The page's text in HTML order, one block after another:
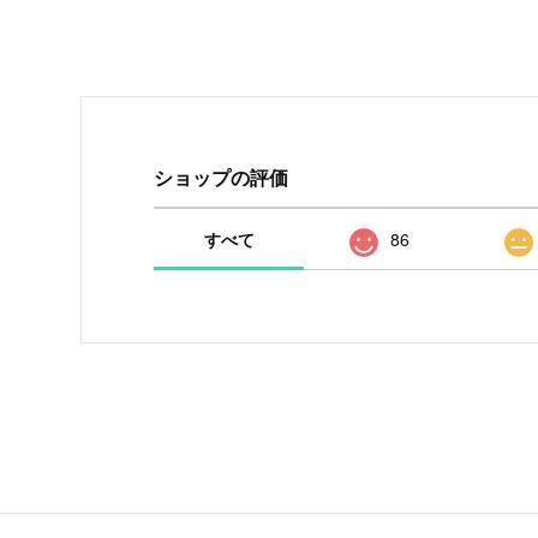
ショップの評価
すべて 86